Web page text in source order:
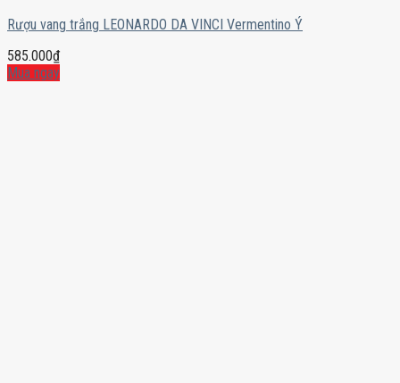
Rượu vang trắng LEONARDO DA VINCI Vermentino Ý
585.000₫
Mua ngay